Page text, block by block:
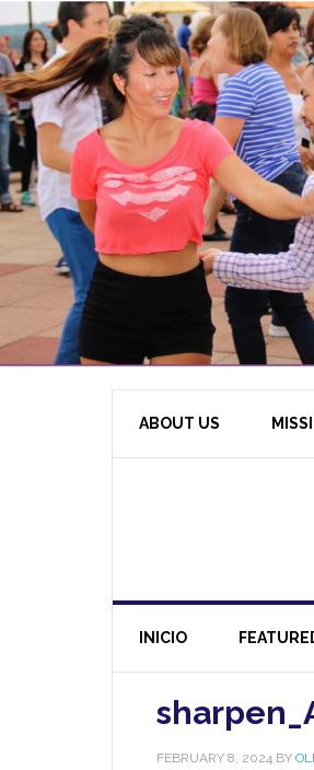
ABOUT US
INICIO
FEBRUARY 8, 2024 BY